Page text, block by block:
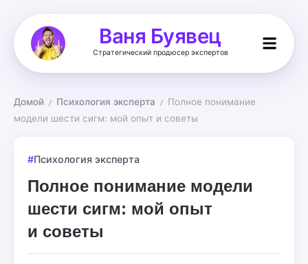
Ваня Буявец
Стратегический продюсер экспертов
Домой / Психология эксперта /
Полное понимание
модели шести сигм: мой опыт и советы
Психология эксперта
Полное понимание модели
шести сигм: мой опыт
и советы